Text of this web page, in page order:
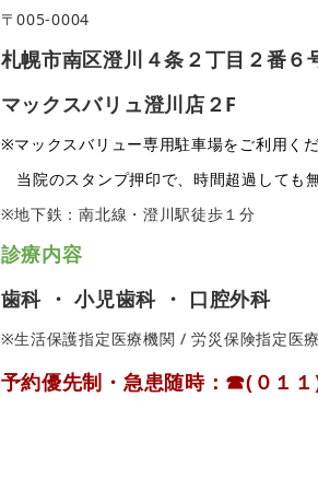
〒005-0004
札幌市南区澄川４条２丁目２番６
マックスバリュ澄川店２F
※マックスバリュー専用駐車場をご利用く
当院のスタンプ押印で、時間超過しても
※地下鉄：南北線・澄川駅徒歩１分
診療内容
歯科 ・ 小児歯科 ・ 口腔外科
※生活保護指定医療機関 / 労災保険指定医
予約優先制・急患随時： ☎(０１